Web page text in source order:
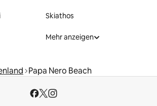
Skiathos
Mehr anzeigen
Papa Nero Beach